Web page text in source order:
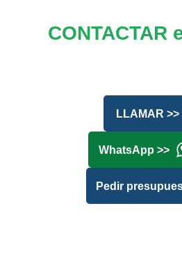
CONTACTAR
LLAMAR >>
WhatsApp >>
Pedir